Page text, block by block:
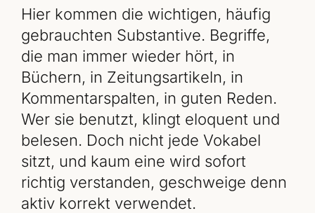
Hier kommen die wichtigen, häufig
gebrauchten Substantive. Begriffe,
die man immer wieder hört, in
Büchern, in Zeitungsartikeln, in
Kommentarspalten, in guten Reden.
Wer sie benutzt, klingt eloquent und
belesen. Doch nicht jede Vokabel
sitzt, und kaum eine wird sofort
richtig verstanden, geschweige denn
aktiv korrekt verwendet.